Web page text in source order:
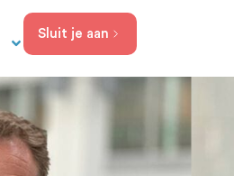
Sluit je aan